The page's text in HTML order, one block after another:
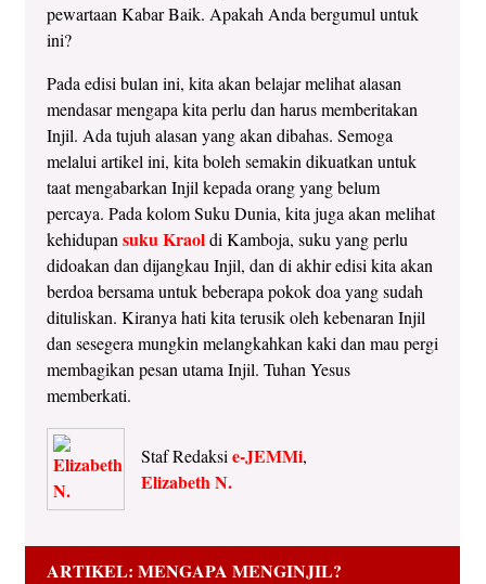
pewartaan Kabar Baik. Apakah Anda bergumul untuk
ini?
Pada edisi bulan ini, kita akan belajar melihat alasan
mendasar mengapa kita perlu dan harus memberitakan
Injil. Ada tujuh alasan yang akan dibahas. Semoga
melalui artikel ini, kita boleh semakin dikuatkan untuk
taat mengabarkan Injil kepada orang yang belum
percaya. Pada kolom Suku Dunia, kita juga akan melihat
kehidupansuku Kraoldi Kamboja, suku yang perlu
didoakan dan dijangkau Injil, dan di akhir edisi kita akan
berdoa bersama untuk beberapa pokok doa yang sudah
dituliskan. Kiranya hati kita terusik oleh kebenaran Injil
dan sesegera mungkin melangkahkan kaki dan mau pergi
membagikan pesan utama Injil. Tuhan Yesus
memberkati.
Staf Redaksie-JEMMi,
Elizabeth N.
ARTIKEL: MENGAPA MENGINJIL?